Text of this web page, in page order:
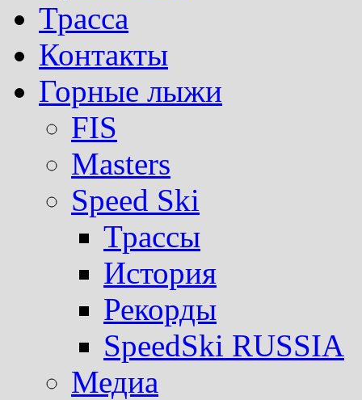
Трасса
Контакты
Горные лыжи
FIS
Masters
Speed Ski
Трассы
История
Рекорды
SpeedSki RUSSIA
Медиа